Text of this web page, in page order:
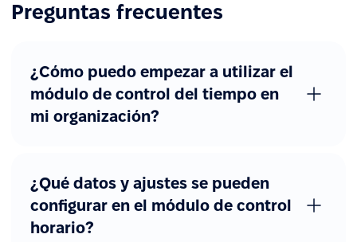
Preguntas frecuentes
¿Cómo puedo empezar a utilizar el
módulo de control del tiempo en
mi organización?
¿Qué datos y ajustes se pueden
configurar en el módulo de control
horario?